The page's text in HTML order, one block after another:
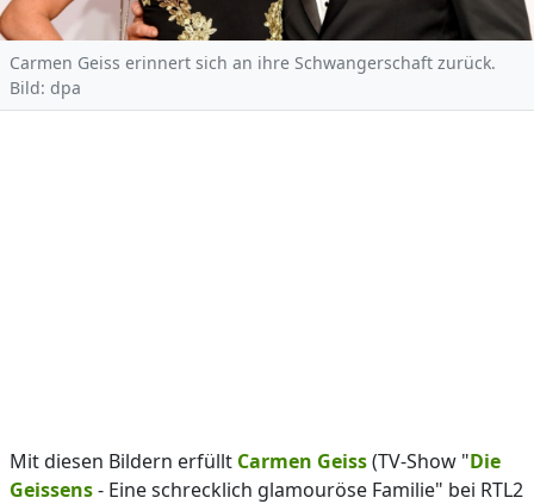
Carmen Geiss erinnert sich an ihre Schwangerschaft zurück.
Bild: dpa
Mit diesen Bildern erfüllt Carmen Geiss(TV-Show "Die
Geissens- Eine schrecklich glamouröse Familie" bei RTL2